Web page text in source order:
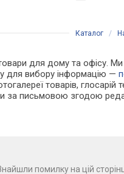
Каталог /
для дому та офісу.
для вибору інформацію —
товарів, глосарій
за письмовою згодою
помилку на цій